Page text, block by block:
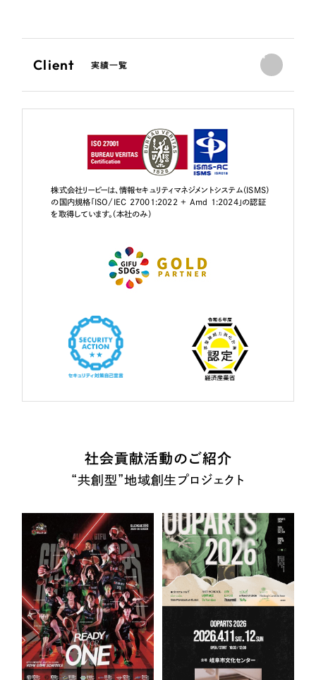
Client 実績一覧
株式会社リーピーは、情報セキュリティマネジメントシステム（ISMS）
の国内規格「ISO/IEC 27001:2022 + Amd 1:2024」の認証
を取得しています。（本社のみ）
社会貢献活動のご紹介
“共創型”地域創生プロジェクト